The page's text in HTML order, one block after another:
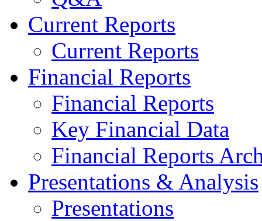
Current Reports
Current Reports
Financial Reports
Financial Reports
Key Financial Data
Financial Reports
Presentations & Analysis
Presentations